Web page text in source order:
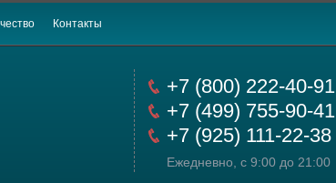
Контакты
+7 (800) 222-40-91
+7 (499) 755-90-41
+7 (925) 111-22-38
Ежедневно, с 9:00 до 21:00